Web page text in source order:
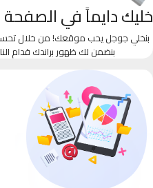
خليك دايماً في الصفحة
بنضمن لك ظهور براندك قدام